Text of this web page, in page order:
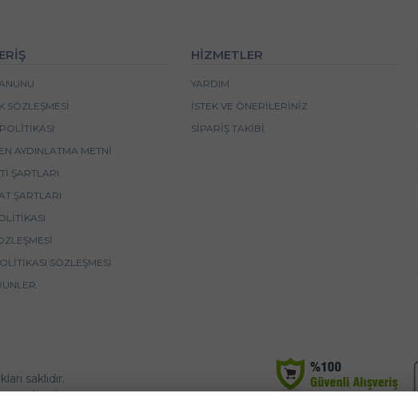
SÖZLEŞMESI
AYDINLATMA METNI
ŞARTLARI
ŞARTLARI
SÖZLEŞMESI
HİZMETLER
YARDIM
İSTEK VE ÖNERILERINIZ
SIPARIŞ TAKIBI
saklıdır.